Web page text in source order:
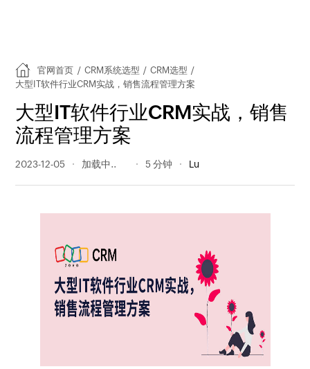
官网首页 / CRM系统选型 / CRM选型 /
大型IT软件行业CRM实战，销售流程管理方案
大型IT软件行业CRM实战，销售
流程管理方案
2023-12-05 387 阅读量 5 分钟 Lu